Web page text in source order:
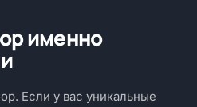
именно
Если у вас уникальные